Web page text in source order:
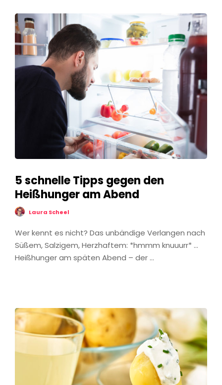
5 schnelle Tipps gegen den
Heißhunger am Abend
Laura Scheel
Wer kennt es nicht? Das unbändige Verlangen nach
Süßem, Salzigem, Herzhaftem: *hmmm knuuurr* …
Heißhunger am späten Abend – der …